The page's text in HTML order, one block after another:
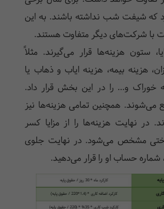
که شیفت شب نداشته باشند. به این
با شرکت‌های دیگر متفاوت هستند.
ستون هزینه‌ها قرار می‌گیرند. مثلاً
هزینه بیمه، هزینه ایاب و ذهاب یا
و... را در این بخش قرار داد.
می‌شوند. همچنین تمامی هزینه‌ها نیز
در نهایت هزینه‌ها را از مزایا کسر
مشخص می‌شود. در نهایت جلوی
حساب او را قرار می‌دهید.